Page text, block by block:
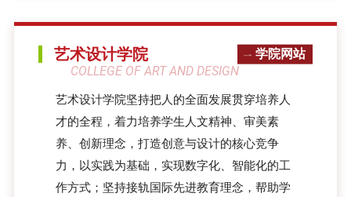
艺术设计学院
COLLEGE OF ART AND DESIGN
学院网站
艺术设计学院坚持把人的全面发展贯穿培养人
才的全程，着力培养学生人文精神、审美素
养、创新理念，打造创意与设计的核心竞争
力，以实践为基础，实现数字化、智能化的工
作方式；坚持接轨国际先进教育理念，帮助学